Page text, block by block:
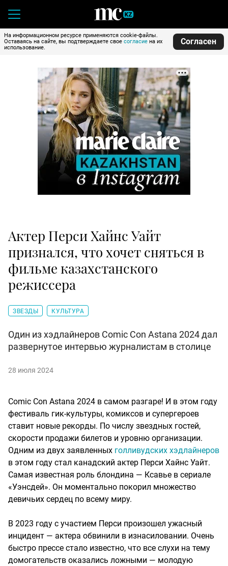
На информационном ресурсе применяются cookie-файлы.
Оставаясь на сайте, вы подтверждаете свое согласие на их
использование.
Согласен
Актер Перси Хайнс Уайт
признался, что хочет сняться в
фильме казахстанского
режиссера
ЗВЕЗДЫ КУЛЬТУРА
Один из хэдлайнеров Comic Con Astana 2024 дал
развернутое интервью журналистам в столице
28 июля 2024
Comic Con Astana 2024 в самом разгаре! И в этом году
фестиваль гик-культуры, комиксов и супергероев
ставит новые рекорды. По числу звездных гостей,
скорости продажи билетов и уровню организации.
Одним из двух заявленных голливудских хэдлайнеров
в этом году стал канадский актер Перси Хайнс Уайт.
Самая известная роль блондина — Ксавье в сериале
«Уэнсдей». Он моментально покорил множество
девичьих сердец по всему миру.
В 2023 году с участием Перси произошел ужасный
инцидент — актера обвинили в изнасиловании. Очень
быстро прессе стало известно, что все слухи на тему
домогательств оказались ложными — молодую